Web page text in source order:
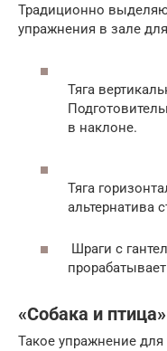
Традиционно
упражнения в зале
Тяга
в наклоне.
Тяга
альтернатива
Шраги с
«Собака и птица»
Такое упражнение